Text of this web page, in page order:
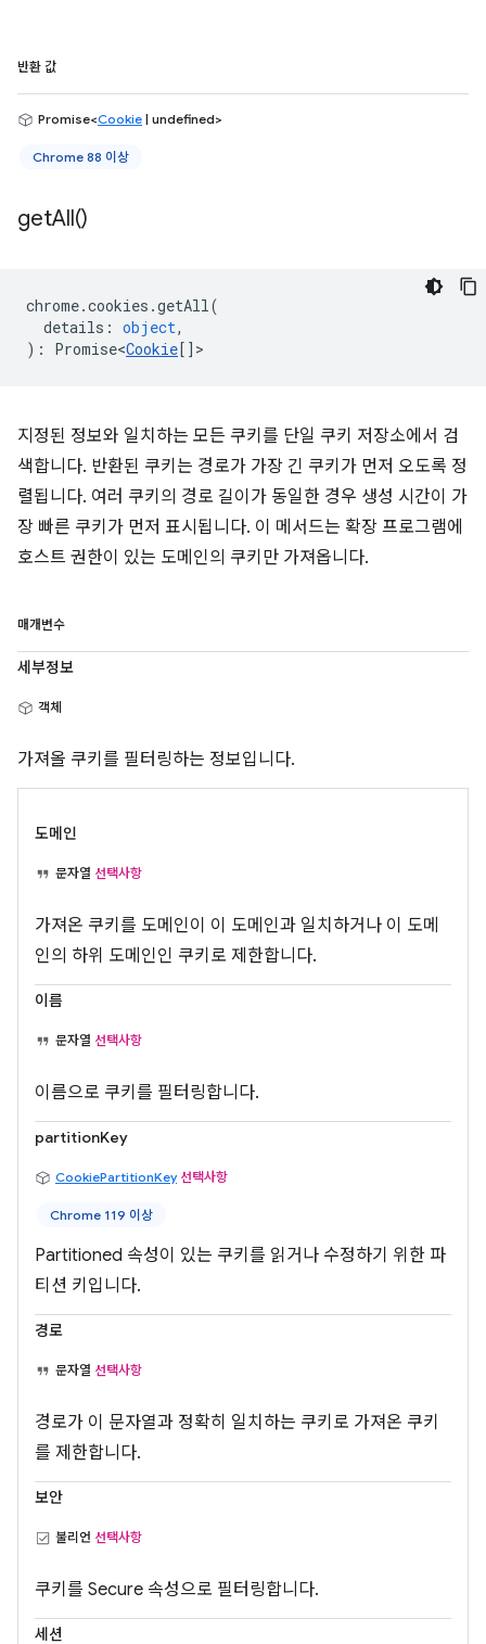
반환 값
Promise<Cookie | undefined>
Chrome 88 이상
getAll()
chrome.cookies .getAll(
details : object,
) : Promise<Cookie[] >
지정된 정보와 일치하는 모든 쿠키를 단일 쿠키 저장소에서 검
색합니다. 반환된 쿠키는 경로가 가장 긴 쿠키가 먼저 오도록 정
렬됩니다. 여러 쿠키의 경로 길이가 동일한 경우 생성 시간이 가
장 빠른 쿠키가 먼저 표시됩니다. 이 메서드는 확장 프로그램에
호스트 권한이 있는 도메인의 쿠키만 가져옵니다.
매개변수
세부정보
객체
가져올 쿠키를 필터링하는 정보입니다.
도메인
문자열 선택사항
가져온 쿠키를 도메인이 이 도메인과 일치하거나 이 도메
인의 하위 도메인인 쿠키로 제한합니다.
이름
문자열 선택사항
이름으로 쿠키를 필터링합니다.
partitionKey
CookiePartitionKey 선택사항
Chrome 119 이상
Partitioned 속성이 있는 쿠키를 읽거나 수정하기 위한 파
티션 키입니다.
경로
문자열 선택사항
경로가 이 문자열과 정확히 일치하는 쿠키로 가져온 쿠키
를 제한합니다.
보안
불리언 선택사항
쿠키를 Secure 속성으로 필터링합니다.
세션